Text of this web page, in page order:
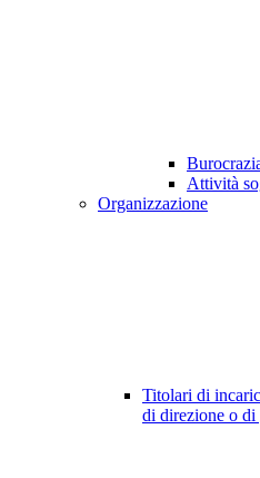
Attività
Organizzazione
Titolari di
di direzione o di